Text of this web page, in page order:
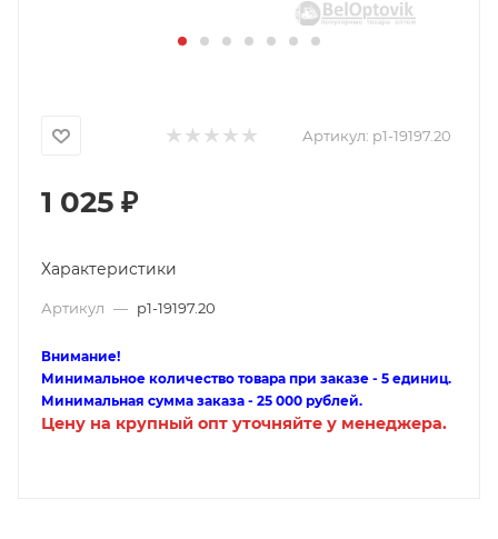
Артикул: p1-19197.20
1 025 ₽
Характеристики
Артикул — p1-19197.20
Внимание!
Минимальное количество товара при заказе - 5 единиц.
Минимальная сумма заказа - 25 000 рублей.
Цену на крупный опт уточняйте у менеджера.